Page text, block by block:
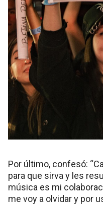
Por último, confesó:
para que sirva y les
música es mi
me voy a olvidar y por